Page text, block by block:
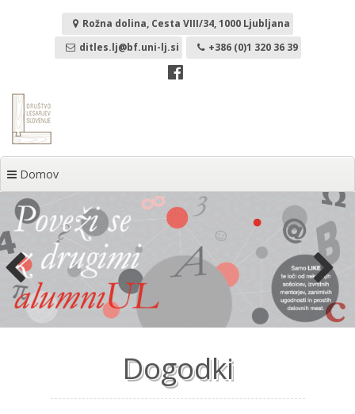
Rožna dolina, Cesta VIII/34, 1000 Ljubljana
ditles.lj@bf.uni-lj.si
+386 (0)1 320 36 39
Domov
Dogodki